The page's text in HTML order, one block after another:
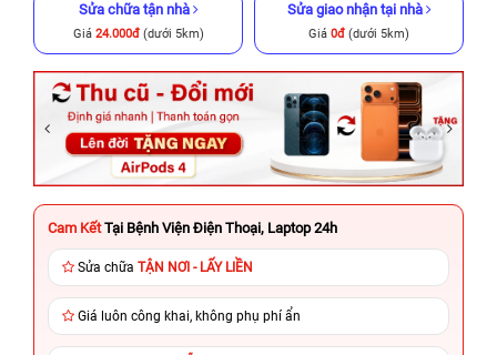
Sửa chữa tận nhà
Giá 24.000đ(dưới 5km)
Sửa giao nhận tại nhà
Giá 0đ (dưới 5km)
Cam Kết Tại Bệnh Viện Điện Thoại, Laptop 24h
Sửa chữa TẬN NƠI - LẤY LIỀN
Giá luôn công khai, không phụ phí ẩn